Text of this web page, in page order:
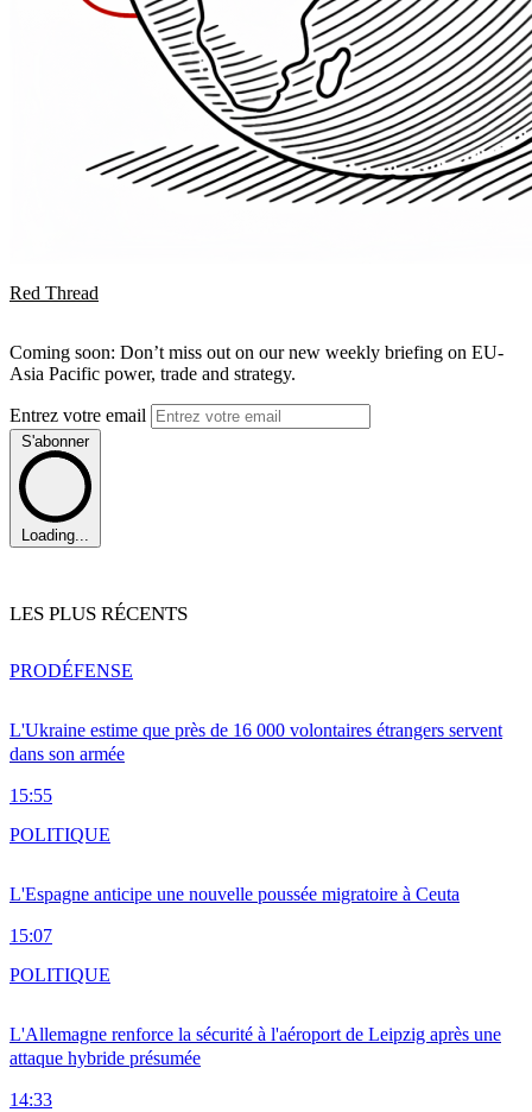
Red Thread
Coming soon: Don’t miss out on our new weekly briefing on EU-
Asia Pacific power, trade and strategy.
Entrez votre email
S'abonner
Loading...
LES PLUS RÉCENTS
L'Ukraine estime que près de 16 000 volontaires étrangers servent
dans son armée
15:55
PRODÉFENSE
L'Espagne anticipe une nouvelle poussée migratoire à Ceuta
15:07
POLITIQUE
L'Allemagne renforce la sécurité à l'aéroport de Leipzig après une
attaque hybride présumée
14:33
POLITIQUE